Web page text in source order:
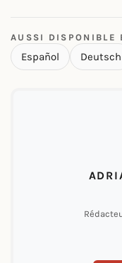
AUSSI DISPONIBLE
Español Deutsch